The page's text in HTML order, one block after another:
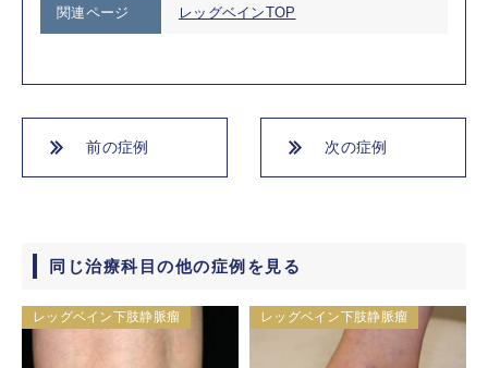
関連ページ レッグベインTOP
前の症例 次の症例
同じ治療科目の他の症例を見る
レッグベイン下肢静脈瘤 レッグベイン下肢静脈瘤